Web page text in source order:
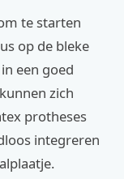
te starten
op de bleke
een goed
zich
protheses
integreren